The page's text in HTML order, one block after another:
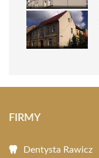
FIRMY
Dentysta Rawicz